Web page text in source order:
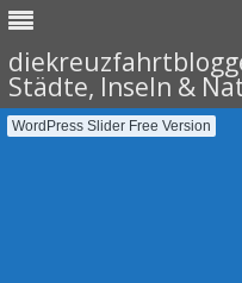
Städte, Inseln &
WordPress Slider Free Version